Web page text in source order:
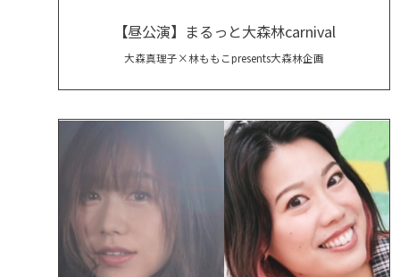
【昼公演】まるっと大森林carnival
大森真理子×林ももこpresents大森林企画